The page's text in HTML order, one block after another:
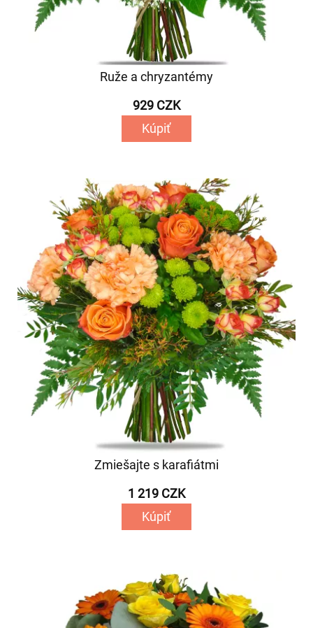
Ruže a chryzantémy
929 CZK
Kúpiť
Zmiešajte s karafiátmi
1 219 CZK
Kúpiť